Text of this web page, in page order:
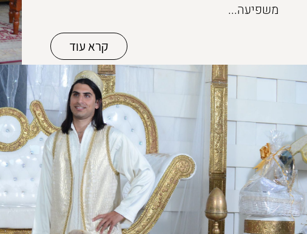
משפיעה...
קרא עוד